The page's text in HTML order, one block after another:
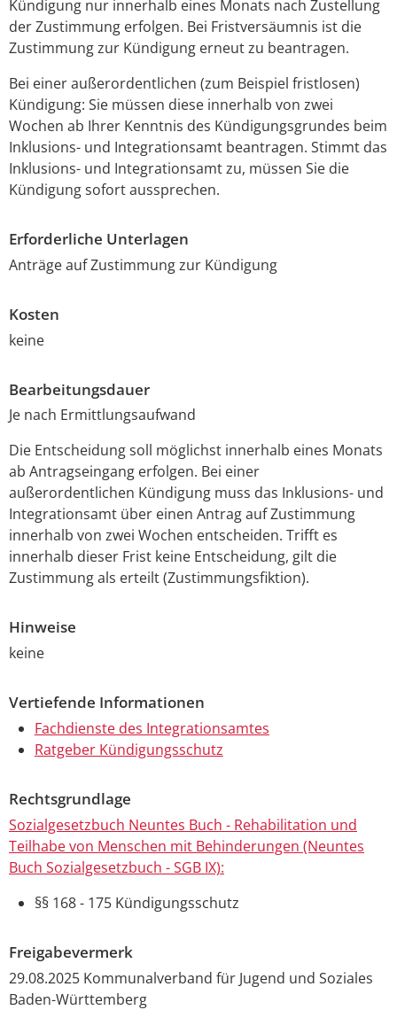
Kündigung nur innerhalb eines Monats nach Zustellung
der Zustimmung erfolgen. Bei Fristversäumnis ist die
Zustimmung zur Kündigung erneut zu beantragen.
Bei einer außerordentlichen (zum Beispiel fristlosen)
Kündigung: Sie müssen diese innerhalb von zwei
Wochen ab Ihrer Kenntnis des Kündigungsgrundes beim
Inklusions- und Integrationsamt beantragen. Stimmt das
Inklusions- und Integrationsamt zu, müssen Sie die
Kündigung sofort aussprechen.
Erforderliche Unterlagen
Anträge auf Zustimmung zur Kündigung
Kosten
keine
Bearbeitungsdauer
Je nach Ermittlungsaufwand
Die Entscheidung soll möglichst innerhalb eines Monats
ab Antragseingang erfolgen. Bei einer
außerordentlichen Kündigung muss das Inklusions- und
Integrationsamt über einen Antrag auf Zustimmung
innerhalb von zwei Wochen entscheiden. Trifft es
innerhalb dieser Frist keine Entscheidung, gilt die
Zustimmung als erteilt (Zustimmungsfiktion).
Hinweise
keine
Vertiefende Informationen
Fachdienste des Integrationsamtes
Ratgeber Kündigungsschutz
Rechtsgrundlage
Sozialgesetzbuch Neuntes Buch - Rehabilitation und
Teilhabe von Menschen mit Behinderungen (Neuntes
Buch Sozialgesetzbuch - SGB IX):
§§ 168 - 175 Kündigungsschutz
Freigabevermerk
29.08.2025 Kommunalverband für Jugend und Soziales
Baden-Württemberg